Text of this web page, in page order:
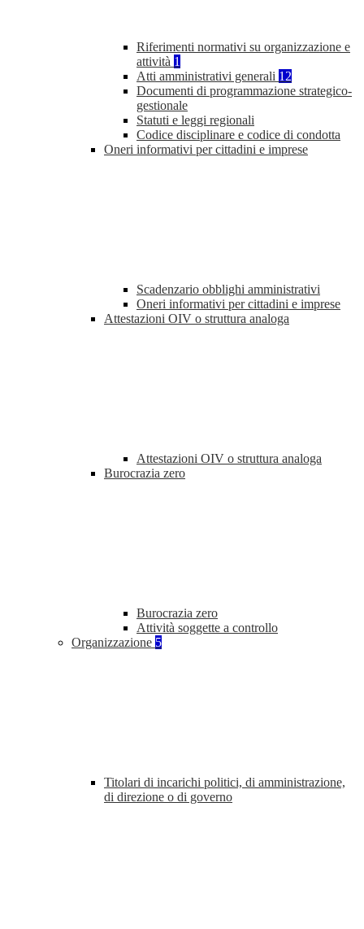
Riferimenti normativi su organizzazione e
attività 1
Atti amministrativi generali 12
Documenti di programmazione strategico-
gestionale
Statuti e leggi regionali
Codice disciplinare e codice di condotta
Oneri informativi per cittadini e imprese
Scadenzario obblighi amministrativi
Oneri informativi per cittadini e imprese
Attestazioni OIV o struttura analoga
Attestazioni OIV o struttura analoga
Burocrazia zero
Burocrazia zero
Attività soggette a controllo
Organizzazione 5
Titolari di incarichi politici, di amministrazione,
di direzione o di governo